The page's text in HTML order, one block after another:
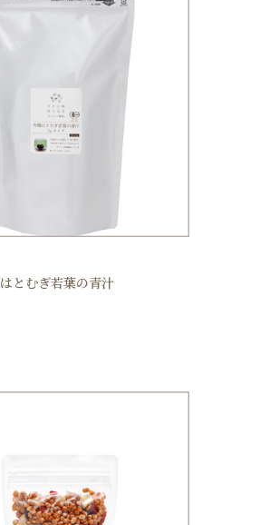
はとむぎ若葉の青汁